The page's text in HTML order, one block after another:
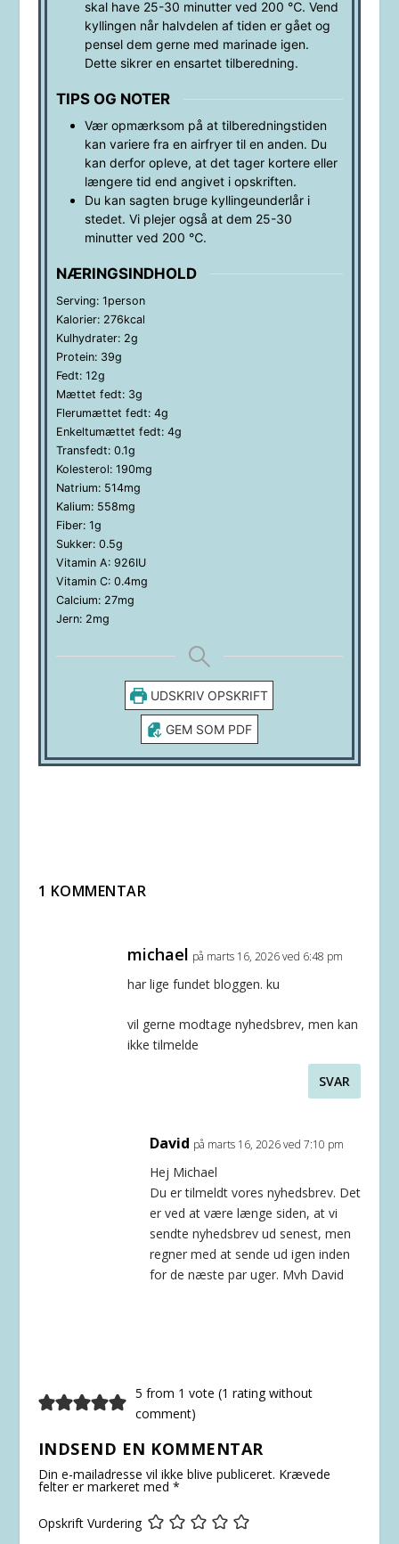
skal have 25-30 minutter ved 200 ℃. Vend
kyllingen når halvdelen af tiden er gået og
pensel dem gerne med marinade igen.
Dette sikrer en ensartet tilberedning.
TIPS OG NOTER
Vær opmærksom på at tilberedningstiden
kan variere fra en airfryer til en anden. Du
kan derfor opleve, at det tager kortere eller
længere tid end angivet i opskriften.
Du kan sagten bruge kyllingeunderlår i
stedet. Vi plejer også at dem 25-30
minutter ved 200 ℃.
NÆRINGSINDHOLD
Serving: 1person
Kalorier: 276kcal
Kulhydrater: 2g
Protein: 39g
Fedt: 12g
Mættet fedt: 3g
Flerumættet fedt: 4g
Enkeltumættet fedt: 4g
Transfedt: 0.1g
Kolesterol: 190mg
Natrium: 514mg
Kalium: 558mg
Fiber: 1g
Sukker: 0.5g
Vitamin A: 926IU
Vitamin C: 0.4mg
Calcium: 27mg
Jern: 2mg
UDSKRIV OPSKRIFT
GEM SOM PDF
1 KOMMENTAR
michael på marts 16, 2026 ved 6:48 pm
har lige fundet bloggen. ku
vil gerne modtage nyhedsbrev, men kan
ikke tilmelde
SVAR
David på marts 16, 2026 ved 7:10 pm
Hej Michael
Du er tilmeldt vores nyhedsbrev. Det
er ved at være længe siden, at vi
sendte nyhedsbrev ud senest, men
regner med at sende ud igen inden
for de næste par uger. Mvh David
5 from 1 vote (1 rating without
comment)
INDSEND EN KOMMENTAR
Din e-mailadresse vil ikke blive publiceret. Krævede
felter er markeret med *
Opskrift Vurdering